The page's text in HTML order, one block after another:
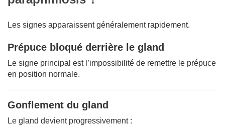
Les signes apparaissent généralement rapidement.
Prépuce bloqué derrière le gland
Le signe principal est l’impossibilité de remettre le prépuce
en position normale.
Gonflement du gland
Le gland devient progressivement :